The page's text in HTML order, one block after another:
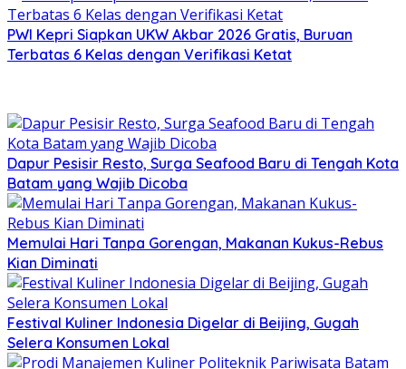
PWI Kepri Siapkan UKW Akbar 2026 Gratis, Buruan
Terbatas 6 Kelas dengan Verifikasi Ketat
Dapur Pesisir Resto, Surga Seafood Baru di Tengah Kota
Batam yang Wajib Dicoba
Memulai Hari Tanpa Gorengan, Makanan Kukus-Rebus
Kian Diminati
Festival Kuliner Indonesia Digelar di Beijing, Gugah
Selera Konsumen Lokal